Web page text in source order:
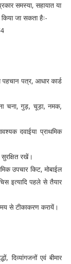
समस्या, सहायात या
जा सकता हैः-
पत्र, आधार कार्ड
चना, गुड़, चूड़ा, नमक,
दवाईया प्राथमिक
रखें।
उपचार किट, मोबाईल
इत्यादि पहले से तैयार
से टीकाकरण करायें।
दिव्यांगजनों एवं बीमार